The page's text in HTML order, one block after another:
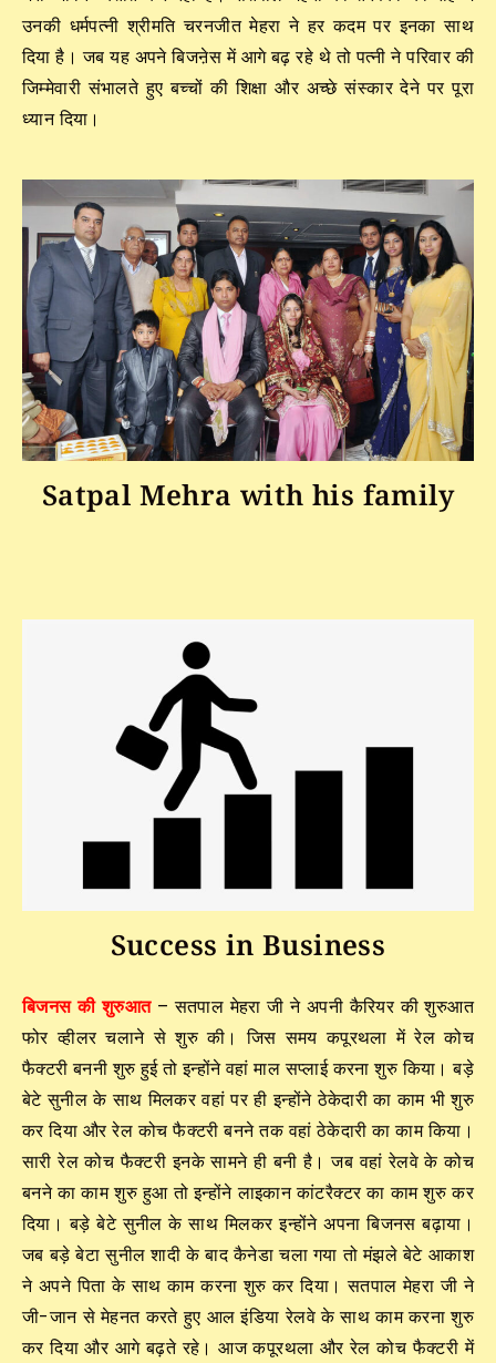
उनकी धर्मपत्नी श्रीमति चरनजीत मेहरा ने हर कदम पर इनका साथ
दिया है। जब यह अपने बिजऩेस में आगे बढ़ रहे थे तो पत्नी ने परिवार की
जिम्मेवारी संभालते हुए बच्चों की शिक्षा और अच्छे संस्कार देने पर पूरा
ध्यान दिया।
Satpal Mehra with his family
Success in Business
बिजनस की शुरुआत– सतपाल मेहरा जी ने अपनी कैरियर की शुरुआत
फोर व्हीलर चलाने से शुरु की। जिस समय कपूरथला में रेल कोच
फैक्टरी बननी शुरु हुई तो इन्होंने वहां माल सप्लाई करना शुरु किया। बड़े
बेटे सुनील के साथ मिलकर वहां पर ही इन्होंने ठेकेदारी का काम भी शुरु
कर दिया और रेल कोच फैक्टरी बनने तक वहां ठेकेदारी का काम किया।
सारी रेल कोच फैक्टरी इनके सामने ही बनी है। जब वहां रेलवे के कोच
बनने का काम शुरु हुआ तो इन्होंने लाइकान कांटरैक्टर का काम शुरु कर
दिया। बड़े बेटे सुनील के साथ मिलकर इन्होंने अपना बिजनस बढ़ाया।
जब बड़े बेटा सुनील शादी के बाद कैनेडा चला गया तो मंझले बेटे आकाश
ने अपने पिता के साथ काम करना शुरु कर दिया। सतपाल मेहरा जी ने
जी-जान से मेहनत करते हुए आल इंडिया रेलवे के साथ काम करना शुरु
कर दिया और आगे बढ़ते रहे। आज कपूरथला और रेल कोच फैक्टरी में